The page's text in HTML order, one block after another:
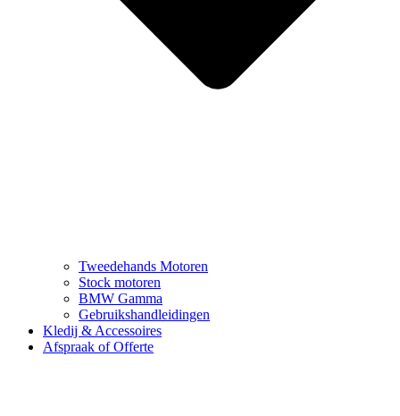
Tweedehands Motoren
Stock motoren
BMW Gamma
Gebruikshandleidingen
Kledij & Accessoires
Afspraak of Offerte